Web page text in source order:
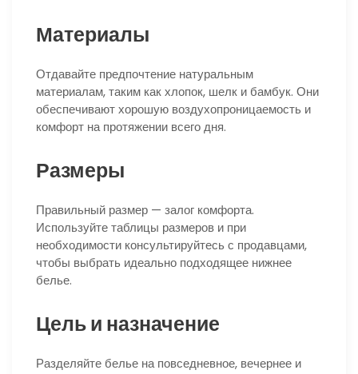
Материалы
Отдавайте предпочтение натуральным
материалам, таким как хлопок, шелк и бамбук. Они
обеспечивают хорошую воздухопроницаемость и
комфорт на протяжении всего дня.
Размеры
Правильный размер — залог комфорта.
Используйте таблицы размеров и при
необходимости консультируйтесь с продавцами,
чтобы выбрать идеально подходящее нижнее
белье.
Цель и назначение
Разделяйте белье на повседневное, вечернее и